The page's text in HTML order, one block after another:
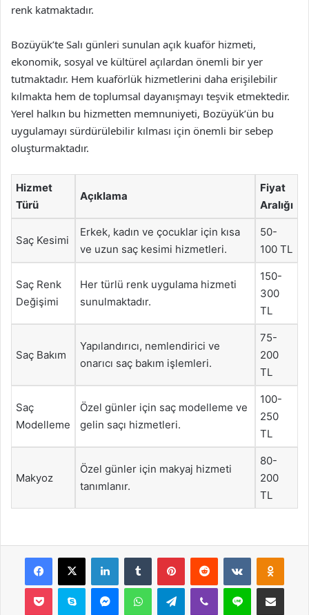
renk katmaktadır.
Bozüyük’te Salı günleri sunulan açık kuaför hizmeti,
ekonomik, sosyal ve kültürel açılardan önemli bir yer
tutmaktadır. Hem kuaförlük hizmetlerini daha erişilebilir
kılmakta hem de toplumsal dayanışmayı teşvik etmektedir.
Yerel halkın bu hizmetten memnuniyeti, Bozüyük’ün bu
uygulamayı sürdürülebilir kılması için önemli bir sebep
oluşturmaktadır.
Hizmet
Türü
Açıklama
Fiyat
Aralığı
Saç Kesimi
Erkek, kadın ve çocuklar için kısa
ve uzun saç kesimi hizmetleri.
50-
100 TL
Saç Renk
Değişimi
Her türlü renk uygulama hizmeti
sunulmaktadır.
150-
300
TL
Saç Bakım
Yapılandırıcı, nemlendirici ve
onarıcı saç bakım işlemleri.
75-
200
TL
Saç
Modelleme
Özel günler için saç modelleme ve
gelin saçı hizmetleri.
100-
250
TL
Makyoz
Özel günler için makyaj hizmeti
tanımlanır.
80-
200
TL
Facebook
X LinkedInTumblr PinterestReddit VKontakte
Pocket Skype MessengerWhatsAppTelegramViber Line E-Posta ile